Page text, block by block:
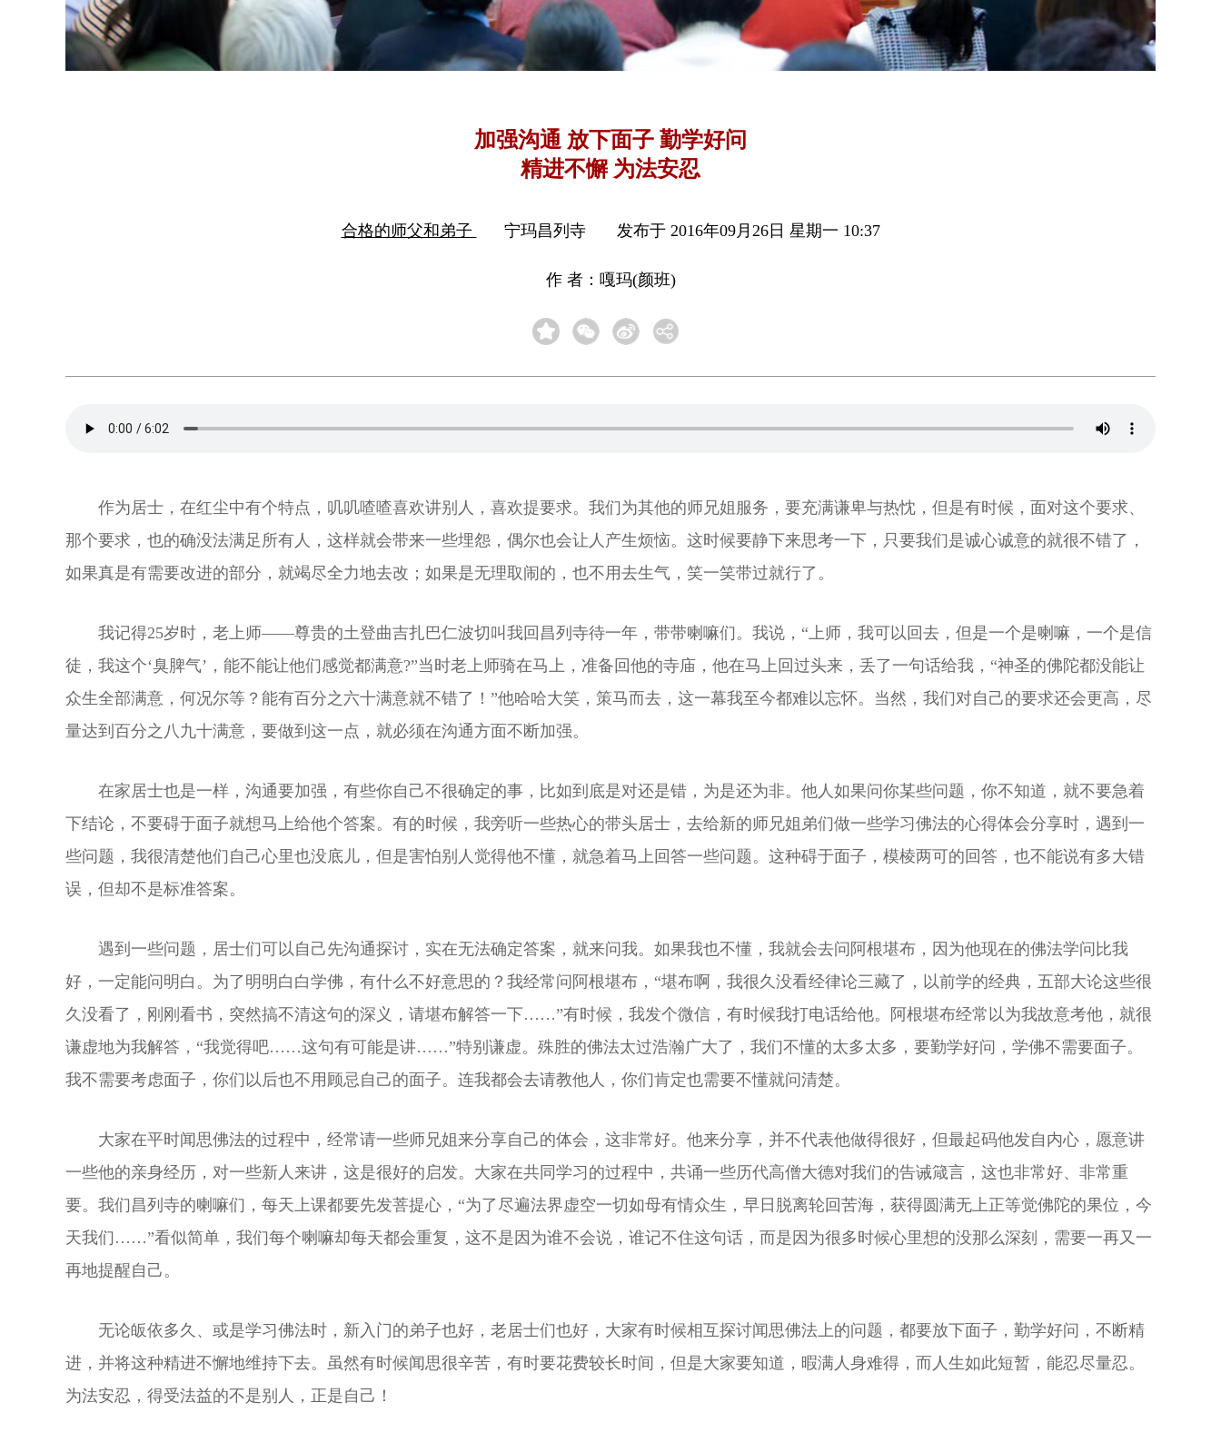
加强沟通 放下面子 勤学好问
精进不懈 为法安忍
合格的师父和弟子 宁玛昌列寺 发布于 2016年09月26日 星期一 10:37
作 者：嘎玛(颜班)
作为居士，在红尘中有个特点，叽叽喳喳喜欢讲别人，喜欢提要求。我们为其他的师兄姐服务，要充满谦卑与热忱，但是有时候，面对这个要求、
那个要求，也的确没法满足所有人，这样就会带来一些埋怨，偶尔也会让人产生烦恼。这时候要静下来思考一下，只要我们是诚心诚意的就很不错了，
如果真是有需要改进的部分，就竭尽全力地去改；如果是无理取闹的，也不用去生气，笑一笑带过就行了。
我记得25岁时，老上师——尊贵的土登曲吉扎巴仁波切叫我回昌列寺待一年，带带喇嘛们。我说，“上师，我可以回去，但是一个是喇嘛，一个是信
徒，我这个‘臭脾气’，能不能让他们感觉都满意?”当时老上师骑在马上，准备回他的寺庙，他在马上回过头来，丢了一句话给我，“神圣的佛陀都没能让
众生全部满意，何况尔等？能有百分之六十满意就不错了！”他哈哈大笑，策马而去，这一幕我至今都难以忘怀。当然，我们对自己的要求还会更高，尽
量达到百分之八九十满意，要做到这一点，就必须在沟通方面不断加强。
在家居士也是一样，沟通要加强，有些你自己不很确定的事，比如到底是对还是错，为是还为非。他人如果问你某些问题，你不知道，就不要急着
下结论，不要碍于面子就想马上给他个答案。有的时候，我旁听一些热心的带头居士，去给新的师兄姐弟们做一些学习佛法的心得体会分享时，遇到一
些问题，我很清楚他们自己心里也没底儿，但是害怕别人觉得他不懂，就急着马上回答一些问题。这种碍于面子，模棱两可的回答，也不能说有多大错
误，但却不是标准答案。
遇到一些问题，居士们可以自己先沟通探讨，实在无法确定答案，就来问我。如果我也不懂，我就会去问阿根堪布，因为他现在的佛法学问比我
好，一定能问明白。为了明明白白学佛，有什么不好意思的？我经常问阿根堪布，“堪布啊，我很久没看经律论三藏了，以前学的经典，五部大论这些很
久没看了，刚刚看书，突然搞不清这句的深义，请堪布解答一下……”有时候，我发个微信，有时候我打电话给他。阿根堪布经常以为我故意考他，就很
谦虚地为我解答，“我觉得吧……这句有可能是讲……”特别谦虚。殊胜的佛法太过浩瀚广大了，我们不懂的太多太多，要勤学好问，学佛不需要面子。
我不需要考虑面子，你们以后也不用顾忌自己的面子。连我都会去请教他人，你们肯定也需要不懂就问清楚。
大家在平时闻思佛法的过程中，经常请一些师兄姐来分享自己的体会，这非常好。他来分享，并不代表他做得很好，但最起码他发自内心，愿意讲
一些他的亲身经历，对一些新人来讲，这是很好的启发。大家在共同学习的过程中，共诵一些历代高僧大德对我们的告诫箴言，这也非常好、非常重
要。我们昌列寺的喇嘛们，每天上课都要先发菩提心，“为了尽遍法界虚空一切如母有情众生，早日脱离轮回苦海，获得圆满无上正等觉佛陀的果位，今
天我们……”看似简单，我们每个喇嘛却每天都会重复，这不是因为谁不会说，谁记不住这句话，而是因为很多时候心里想的没那么深刻，需要一再又一
再地提醒自己。
无论皈依多久、或是学习佛法时，新入门的弟子也好，老居士们也好，大家有时候相互探讨闻思佛法上的问题，都要放下面子，勤学好问，不断精
进，并将这种精进不懈地维持下去。虽然有时候闻思很辛苦，有时要花费较长时间，但是大家要知道，暇满人身难得，而人生如此短暂，能忍尽量忍。
为法安忍，得受法益的不是别人，正是自己！